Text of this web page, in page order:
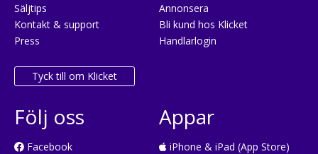
Säljtips
Kontakt & support
Press
Tyck till om Klicket
Annonsera
Bli kund hos Klicket
Handlarlogin
Följ oss
Facebook
Appar
iPhone & iPad (App Store)